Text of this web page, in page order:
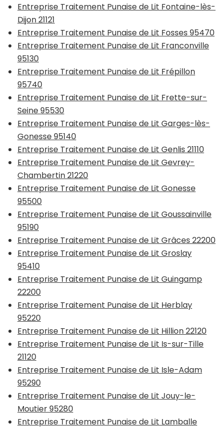
Entreprise Traitement Punaise de Lit Fontaine-lès-
Dijon 21121
Entreprise Traitement Punaise de Lit Fosses 95470
Entreprise Traitement Punaise de Lit Franconville
95130
Entreprise Traitement Punaise de Lit Frépillon
95740
Entreprise Traitement Punaise de Lit Frette-sur-
Seine 95530
Entreprise Traitement Punaise de Lit Garges-lès-
Gonesse 95140
Entreprise Traitement Punaise de Lit Genlis 21110
Entreprise Traitement Punaise de Lit Gevrey-
Chambertin 21220
Entreprise Traitement Punaise de Lit Gonesse
95500
Entreprise Traitement Punaise de Lit Goussainville
95190
Entreprise Traitement Punaise de Lit Grâces 22200
Entreprise Traitement Punaise de Lit Groslay
95410
Entreprise Traitement Punaise de Lit Guingamp
22200
Entreprise Traitement Punaise de Lit Herblay
95220
Entreprise Traitement Punaise de Lit Hillion 22120
Entreprise Traitement Punaise de Lit Is-sur-Tille
21120
Entreprise Traitement Punaise de Lit Isle-Adam
95290
Entreprise Traitement Punaise de Lit Jouy-le-
Moutier 95280
Entreprise Traitement Punaise de Lit Lamballe